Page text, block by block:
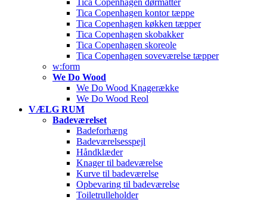
Tica Copenhagen dørmåtter
Tica Copenhagen kontor tæppe
Tica Copenhagen køkken tæpper
Tica Copenhagen skobakker
Tica Copenhagen skoreole
Tica Copenhagen soveværelse tæpper
w:form
We Do Wood
We Do Wood Knagerække
We Do Wood Reol
VÆLG RUM
Badeværelset
Badeforhæng
Badeværelsesspejl
Håndklæder
Knager til badeværelse
Kurve til badeværelse
Opbevaring til badeværelse
Toiletrulleholder